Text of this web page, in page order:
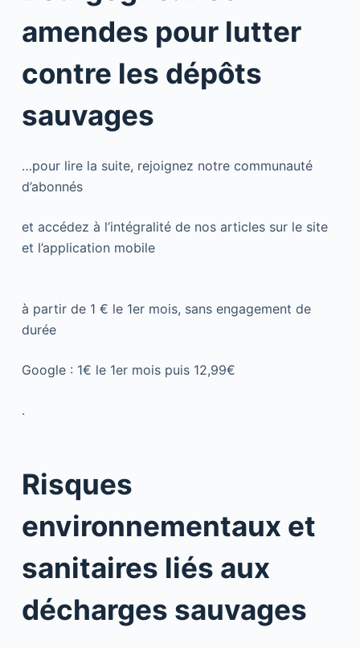
amendes pour lutter
contre les dépôts
sauvages
…pour lire la suite, rejoignez notre communauté
d’abonnés
et accédez à l’intégralité de nos articles sur le site
et l’application mobile
à partir de 1 € le 1er mois, sans engagement de
durée
Google : 1€ le 1er mois puis 12,99€
.
Risques
environnementaux et
sanitaires liés aux
décharges sauvages